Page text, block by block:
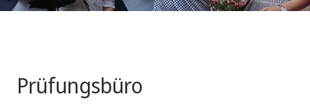
Prüfungsbüro